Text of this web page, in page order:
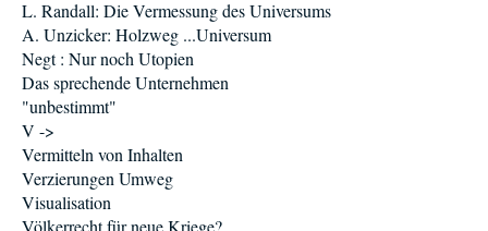
L. Randall: Die Vermessung des Universums
A. Unzicker: Holzweg ...Universum
Negt : Nur noch Utopien
Das sprechende Unternehmen
"unbestimmt"
V ->
Vermitteln von Inhalten
Verzierungen Umweg
Visualisation
Völkerrecht für neue Kriege?